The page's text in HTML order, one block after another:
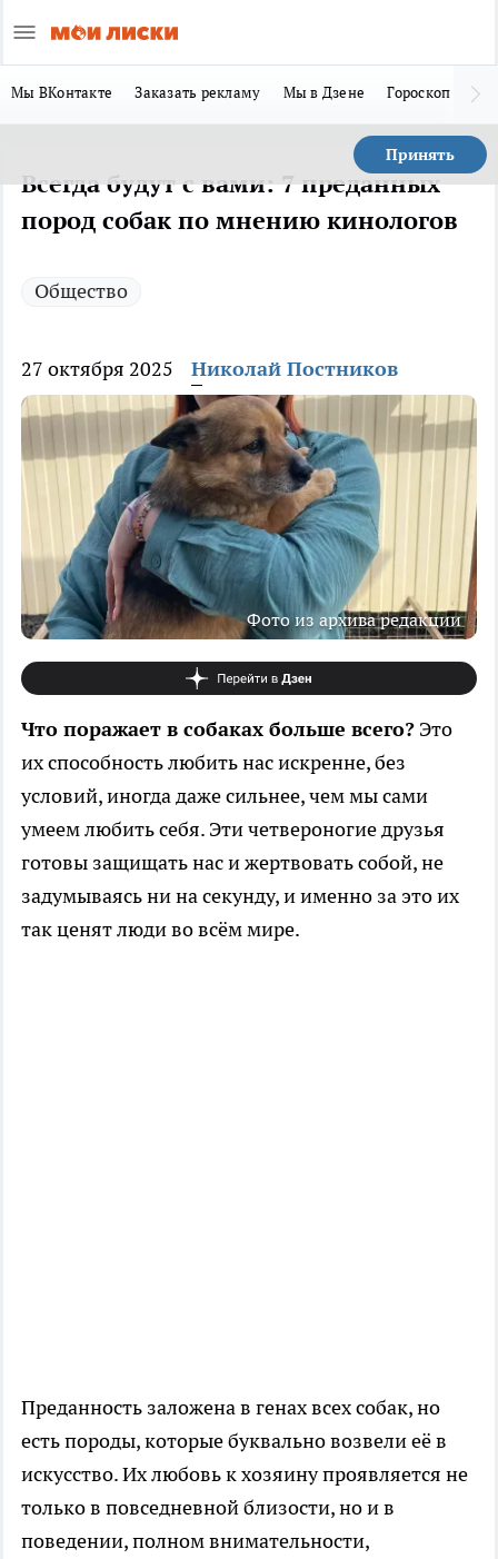
Мы ВКонтакте Заказать рекламу Мы в Дзене Гороскоп
Принять
Всегда будут с вами: 7 преданных
пород собак по мнению кинологов
Общество
27 октября 2025 Николай Постников
Фото из архива редакции
Что поражает в собаках больше всего? Это
их способность любить нас искренне, без
условий, иногда даже сильнее, чем мы сами
умеем любить себя. Эти четвероногие друзья
готовы защищать нас и жертвовать собой, не
задумываясь ни на секунду, и именно за это их
так ценят люди во всём мире.
Преданность заложена в генах всех собак, но
есть породы, которые буквально возвели её в
искусство. Их любовь к хозяину проявляется не
только в повседневной близости, но и в
поведении, полном внимательности,